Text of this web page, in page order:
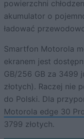
powierzchni
akumulator o
ładować
Smartfon Motorola
ekranem jest
GB/256 GB za 3499
złotych). Raczej nie
do Polski. Dla
Motorola edge 30
3799 złotych.